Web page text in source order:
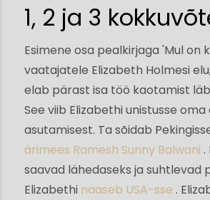
1, 2 ja 3
Esimene osa pealkirjaga 'Mul on
vaatajatele Elizabeth Holmesi
elab pärast isa töö kaotamist
See viib Elizabethi unistusse
asutamisest. Ta sõidab
ärimees Ramesh Sunny Balwani .
saavad lähedaseks ja suhtlevad
Elizabethi naaseb USA-sse .